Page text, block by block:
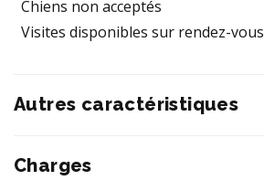
Chiens non acceptés
Visites disponibles sur rendez-vous
Autres caractéristiques
Charges